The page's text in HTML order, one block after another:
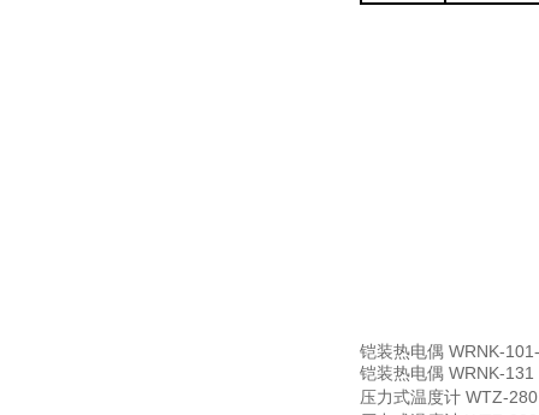
铠装热电偶 WRNK-
铠装热电偶 WRNK-
压力式温度计 WTZ-